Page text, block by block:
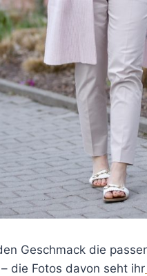
Geschmack die
die Fotos davon seht ihr